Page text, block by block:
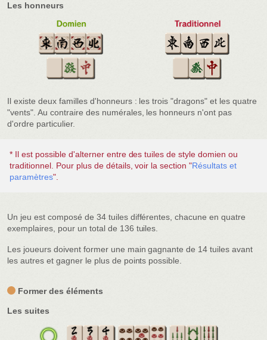
Les honneurs
Il existe deux familles d'honneurs : les trois "dragons" et les quatre
"vents". Au contraire des numérales, les honneurs n'ont pas
d'ordre particulier.
* Il est possible d'alterner entre des tuiles de style domien ou
traditionnel. Pour plus de détails, voir la section "Résultats et
paramètres".
Un jeu est composé de 34 tuiles différentes, chacune en quatre
exemplaires, pour un total de 136 tuiles.
Les joueurs doivent former une main gagnante de 14 tuiles avant
les autres et gagner le plus de points possible.
Former des éléments
Les suites